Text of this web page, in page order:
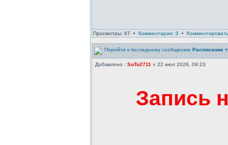
Просмотры: 67 • Комментарии: 0 • Комментировать
Расписание
Добавлено : SoTo2711 » 22 июл 2026, 09:23
Запись